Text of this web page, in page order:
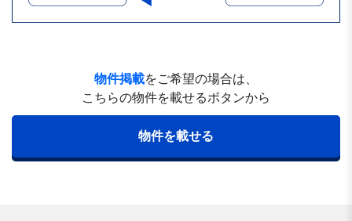
物件掲載をご希望の場合は、
こちらの物件を載せるボタンから
物件を載せる